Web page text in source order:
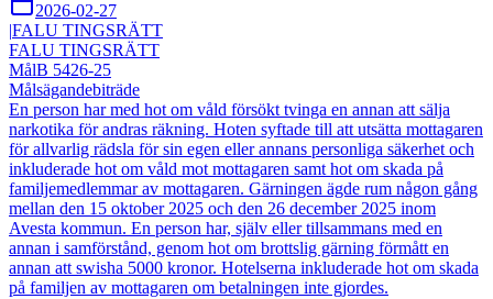
2026-02-27
|FALU TINGSRÄTT
FALU TINGSRÄTT
MålB 5426-25
Målsägandebiträde
En person har med hot om våld försökt tvinga en annan att sälja
narkotika för andras räkning. Hoten syftade till att utsätta mottagaren
för allvarlig rädsla för sin egen eller annans personliga säkerhet och
inkluderade hot om våld mot mottagaren samt hot om skada på
familjemedlemmar av mottagaren. Gärningen ägde rum någon gång
mellan den 15 oktober 2025 och den 26 december 2025 inom
Avesta kommun. En person har, själv eller tillsammans med en
annan i samförstånd, genom hot om brottslig gärning förmått en
annan att swisha 5000 kronor. Hotelserna inkluderade hot om skada
på familjen av mottagaren om betalningen inte gjordes.